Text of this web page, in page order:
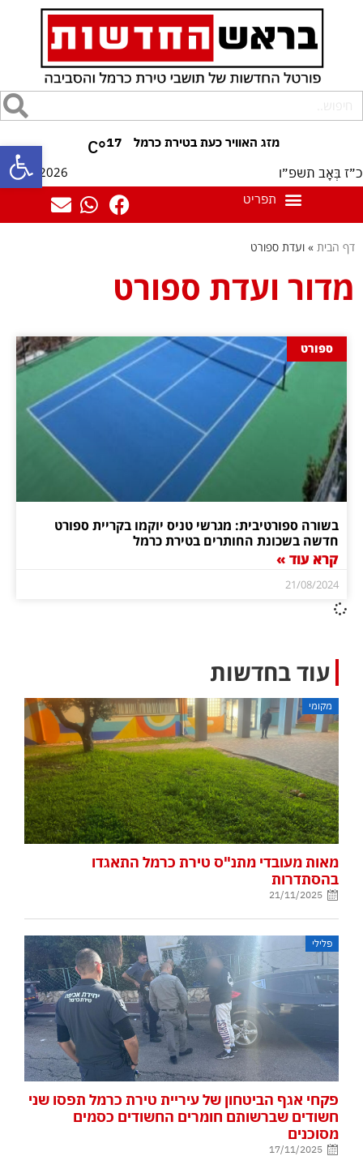
פתח 17
°C
כ״ז בְּאָב תשפ״ו 10/08/2026
דף הבית » ועדת ספורט
מדור ועדת ספורט
ספורט
בשורה ספורטיבית: מגרשי טניס יוקמו בקריית ספורט
חדשה בשכונת החותרים בטירת כרמל
קרא עוד »
21/08/2024
עוד בחדשות
מקומי
מאות מעובדי מתנ"ס טירת כרמל התאגדו
בהסתדרות
21/11/2025
פלילי
פקחי אגף הביטחון של עיריית טירת כרמל תפסו שני
חשודים שברשותם חומרים החשודים כסמים
מסוכנים
17/11/2025